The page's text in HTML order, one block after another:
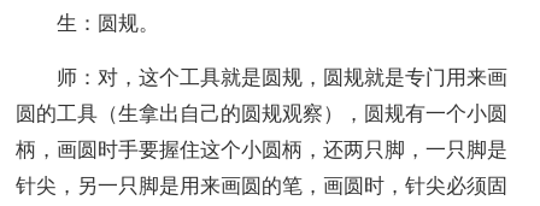
生：圆规。
师：对，这个工具就是圆规，圆规就是专门用来画
圆的工具（生拿出自己的圆规观察），圆规有一个小圆
柄，画圆时手要握住这个小圆柄，还两只脚，一只脚是
针尖，另一只脚是用来画圆的笔，画圆时，针尖必须固